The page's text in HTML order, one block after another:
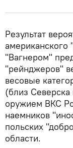
Результат
американского
"Вагнером"
"рейнджеров"
весовые
(близ
оружием ВКС
наемников
польских
области.